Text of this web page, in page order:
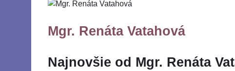
Mgr. Renáta Vatahová
Najnovšie od Mgr. Renáta